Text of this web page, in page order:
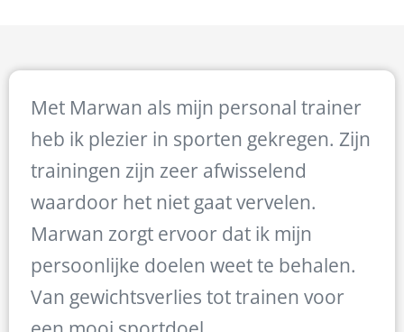
Met Marwan als mijn personal trainer
heb ik plezier in sporten gekregen. Zijn
trainingen zijn zeer afwisselend
waardoor het niet gaat vervelen.
Marwan zorgt ervoor dat ik mijn
persoonlijke doelen weet te behalen.
Van gewichtsverlies tot trainen voor